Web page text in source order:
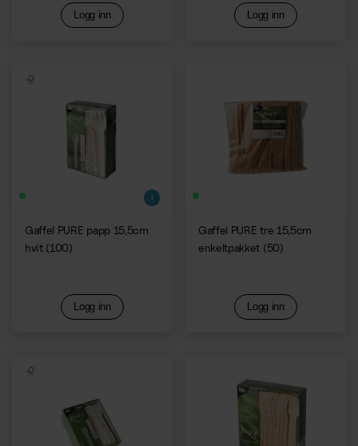
Logg inn Logg inn
Gaffel PURE papp 15,5cm
hvit (100)
Logg inn
Gaffel PURE tre 15,5cm
enkeltpakket (50)
Logg inn